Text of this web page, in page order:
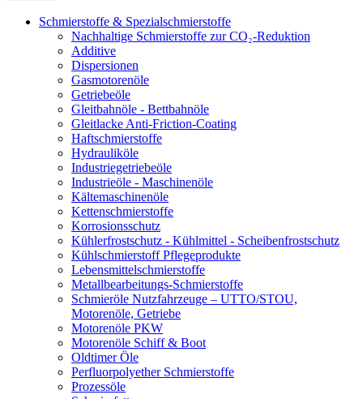
Schmierstoffe & Spezialschmierstoffe
Nachhaltige Schmierstoffe zur CO₂-Reduktion
Additive
Dispersionen
Gasmotorenöle
Getriebeöle
Gleitbahnöle - Bettbahnöle
Gleitlacke Anti-Friction-Coating
Haftschmierstoffe
Hydrauliköle
Industriegetriebeöle
Industrieöle - Maschinenöle
Kältemaschinenöle
Kettenschmierstoffe
Korrosionsschutz
Kühlerfrostschutz - Kühlmittel - Scheibenfrostschutz
Kühlschmierstoff Pflegeprodukte
Lebensmittelschmierstoffe
Metallbearbeitungs-Schmierstoffe
Schmieröle Nutzfahrzeuge – UTTO/STOU,
Motorenöle, Getriebe
Motorenöle PKW
Motorenöle Schiff & Boot
Oldtimer Öle
Perfluorpolyether Schmierstoffe
Prozessöle